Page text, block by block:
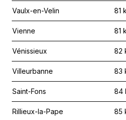
Vaulx-en-Velin 81
Vienne 81
Vénissieux 82
Villeurbanne 83
Saint-Fons 84
Rillieux-la-Pape 85